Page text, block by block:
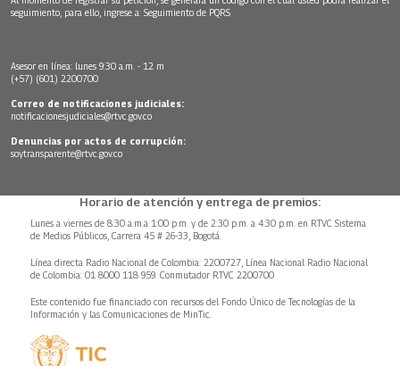
seguimiento, para ello, ingrese a: Seguimiento de PQRS
Asesor en línea: lunes 9:30 a.m. - 12 m
(+57) (601) 2200700
Correo de notificaciones judiciales:
notificacionesjudiciales@rtvc.gov.co
Denuncias por actos de corrupción:
soytransparente@rtvc.gov.co
Horario de atención y entrega de premios:
Lunes a viernes de 8:30 a.m.a 1:00 p.m. y de 2:30 p.m. a 4:30 p.m. en RTVC Sistema
de Medios Públicos, Carrera 45 # 26-33, Bogotá.
Línea directa Radio Nacional de Colombia: 2200727, Línea Nacional Radio Nacional
de Colombia: 01 8000 118 959. Conmutador RTVC 2200700
Este contenido fue financiado con recursos del Fondo Único de Tecnologías de la
Información y las Comunicaciones de MinTic.